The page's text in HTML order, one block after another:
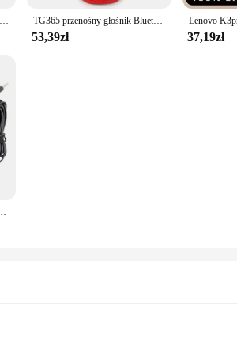
Przenośny głośnik bezprzewodowy kompatybilny z Bluetooth głośniki z USB zewnętrzny z głośnikiem odbiornik radiowy FM AUX TF MP3 do telefonu PC TG365 przenośny głośnik Bluetooth Dual Bass LED bezprzewodowy Subwoofer wodoodporna zewnętrzna kolumna Boombox FM AUX BT odtwarzacz muzyczny TF
53,39zł 37,19zł
NSP-150V szynka dla HF VHF UHF